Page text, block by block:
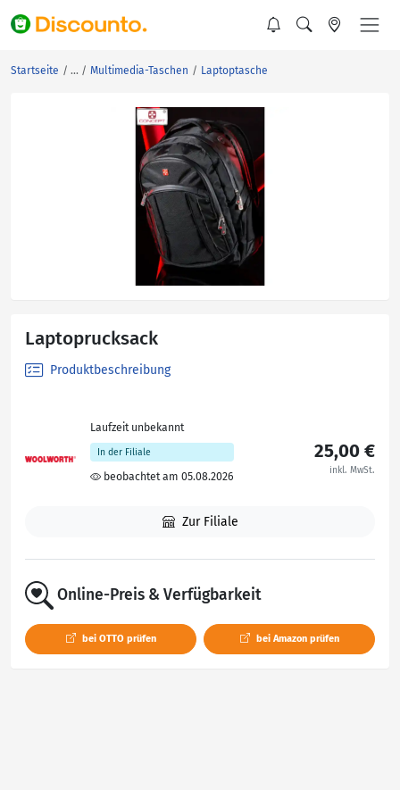
Startseite Multimedia-Taschen Laptoptasche
Laptoprucksack
Produktbeschreibung
Laufzeit unbekannt
In der Filiale
beobachtet am 05.08.2026
25,00 €
inkl. MwSt.
Zur Filiale
Online-Preis & Verfügbarkeit
bei OTTO prüfen bei Amazon prüfen